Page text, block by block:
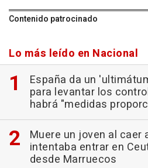
Contenido patrocinado
Lo más leído en Nacional
España da un
para levantar los
habrá "medidas
Muere un joven al caer
intentaba entrar en
desde Marruecos